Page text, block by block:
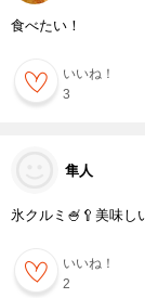
食べたい！
いいね！
3
隼人
氷クルミ🍧🥄美味し
いいね！
2